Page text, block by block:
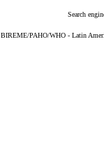
Search
BIREME/PAHO/WHO - Latin